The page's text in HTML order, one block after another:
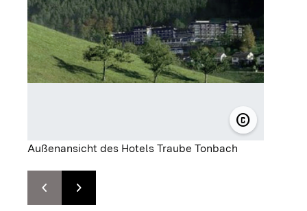
copyright© Hotel
Außenansicht des Hotels Traube Tonbach
chevron_leftZur vorhergehenden Folie springen
chevron_rightZur nächsten Folie springen